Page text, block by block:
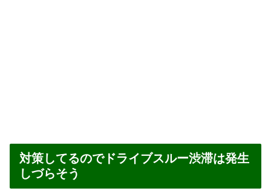
対策してるのでドライブスルー渋滞は発生
しづらそう